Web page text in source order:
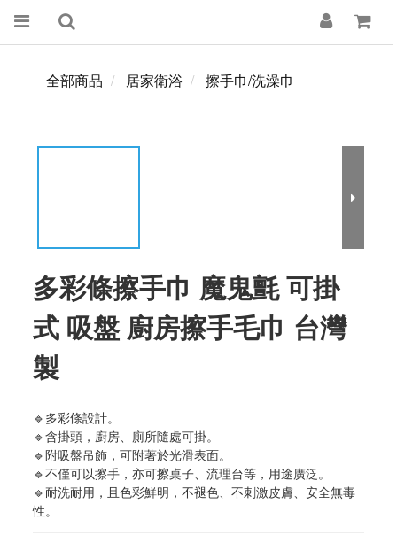
全部商品 居家衛浴 擦手巾/洗澡巾
多彩條擦手巾 魔鬼氈 可掛
式 吸盤 廚房擦手毛巾 台灣
製
🔹多彩條設計。
🔹含掛頭，廚房、廁所隨處可掛。
🔹附吸盤吊飾，可附著於光滑表面。
🔹不僅可以擦手，亦可擦桌子、流理台等，用途廣泛。
🔹耐洗耐用，且色彩鮮明，不褪色、不刺激皮膚、安全無毒
性。